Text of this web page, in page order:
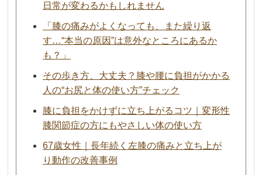
日常が変わるかもしれません
「膝の痛みがよくなっても、また繰り返
す…“本当の原因”は意外なところにあるか
も？」
その歩き方、大丈夫？膝や腰に負担がかかる
人の“お尻と体の使い方”チェック
膝に負担をかけずに立ち上がるコツ｜変形性
膝関節症の方にもやさしい体の使い方
67歳女性｜長年続く左膝の痛みと立ち上が
り動作の改善事例